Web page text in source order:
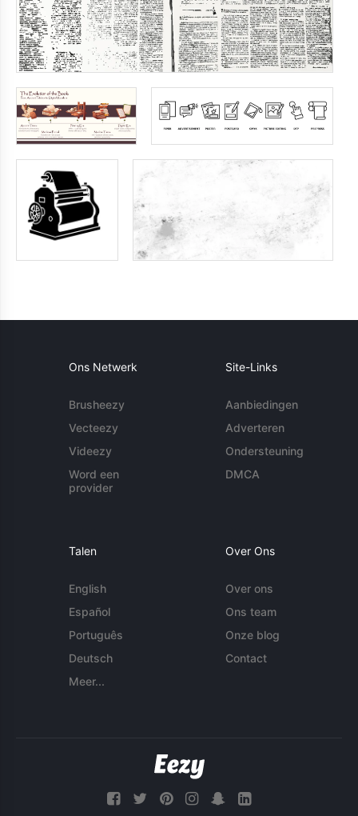
Ons Netwerk
Brusheezy
Vecteezy
Videezy
Word een
provider
Site-Links
Aanbiedingen
Adverteren
Ondersteuning
DMCA
Talen
English
Español
Português
Deutsch
Meer...
Over Ons
Over ons
Ons team
Onze blog
Contact